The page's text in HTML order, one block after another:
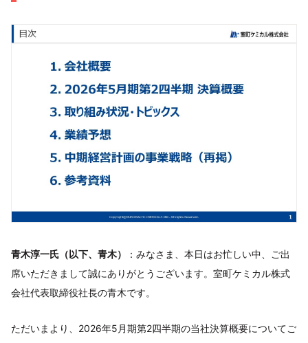
青木淳一氏（以下、青木）
：みなさま、本日はお忙しい中、ご出
席いただきまして誠にありがとうございます。室町ケミカル株式
会社代表取締役社長の青木です。
ただいまより、2026年5月期第2四半期の当社決算概要についてご